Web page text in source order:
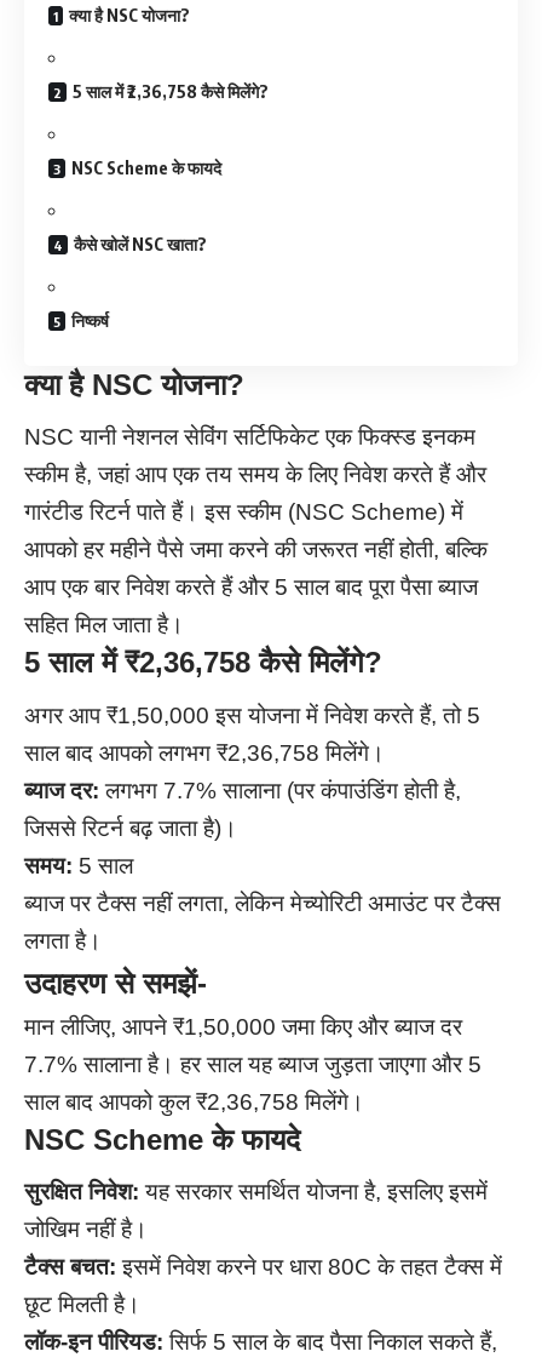
क्या है NSC योजना?
5 साल में ₹2,36,758 कैसे मिलेंगे?
NSC Scheme के फायदे
कैसे खोलें NSC खाता?
निष्कर्ष
क्या है NSC योजना?
NSC यानी नेशनल सेविंग सर्टिफिकेट एक फिक्स्ड इनकम
स्कीम है, जहां आप एक तय समय के लिए निवेश करते हैं और
गारंटीड रिटर्न पाते हैं। इस स्कीम (NSC Scheme) में
आपको हर महीने पैसे जमा करने की जरूरत नहीं होती, बल्कि
आप एक बार निवेश करते हैं और 5 साल बाद पूरा पैसा ब्याज
सहित मिल जाता है।
5 साल में ₹2,36,758 कैसे मिलेंगे?
अगर आप ₹1,50,000 इस योजना में निवेश करते हैं, तो 5
साल बाद आपको लगभग ₹2,36,758 मिलेंगे।
ब्याज दर: लगभग 7.7% सालाना (पर कंपाउंडिंग होती है,
जिससे रिटर्न बढ़ जाता है)।
समय: 5 साल
ब्याज पर टैक्स नहीं लगता, लेकिन मेच्योरिटी अमाउंट पर टैक्स
लगता है।
उदाहरण से समझें-
मान लीजिए, आपने ₹1,50,000 जमा किए और ब्याज दर
7.7% सालाना है। हर साल यह ब्याज जुड़ता जाएगा और 5
साल बाद आपको कुल ₹2,36,758 मिलेंगे।
NSC Scheme के फायदे
सुरक्षित निवेश: यह सरकार समर्थित योजना है, इसलिए इसमें
जोखिम नहीं है।
टैक्स बचत: इसमें निवेश करने पर धारा 80C के तहत टैक्स में
छूट मिलती है।
लॉक-इन पीरियड: सिर्फ 5 साल के बाद पैसा निकाल सकते हैं,